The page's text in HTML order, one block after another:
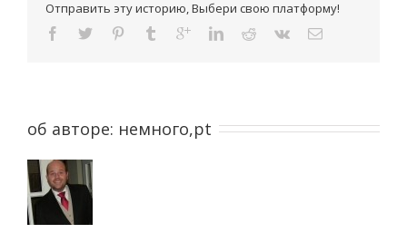
Отправить эту историю, Выбери свою платформу!
об авторе: немного,pt